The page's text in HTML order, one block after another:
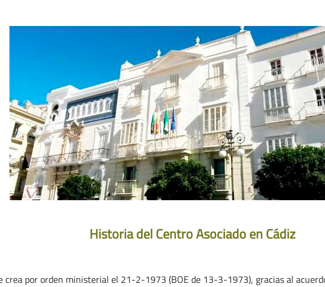
Historia del Centro Asociado en Cádiz
crea por orden ministerial el 21-2-1973 (BOE de 13-3-1973), gracias al